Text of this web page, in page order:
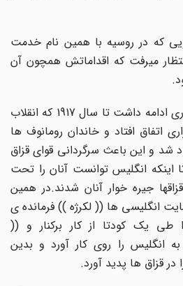
که در روسیه با همین نام خدمت
میرفت که اقداماتش همچون آن
این وابستگی به روسیه تزاری ادامه داشت تا سال 1917 که انقلاب
اتفاق افتاد و خاندان رومانوف ها
و این باعث سرگردانی قوای قزاق
انگلیس توانست آنان را تحت
جیره خوار آنان شدند.در همین
انگلیسی ها (( لکرژه )) فرمانده ی
یک کودتا از کار برکنار و ((
انگلیس را روی کار آورد و بدین
قزاق ها پدید آورد.